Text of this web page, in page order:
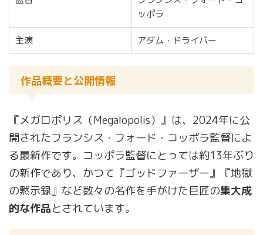
ッポラ
主演 アダム・ドライバー
作品概要と公開情報
『メガロポリス（Megalopolis）』は、2024年に公
開されたフランシス・フォード・コッポラ監督によ
る最新作です。コッポラ監督にとっては約13年ぶり
の新作であり、かつて『ゴッドファーザー』『地獄
の黙示録』など数々の名作を手がけた巨匠の集大成
的な作品とされています。